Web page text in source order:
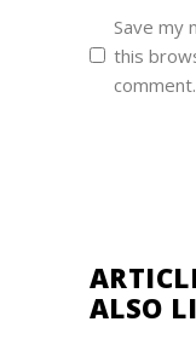
Save my
this
comment.
ALSO